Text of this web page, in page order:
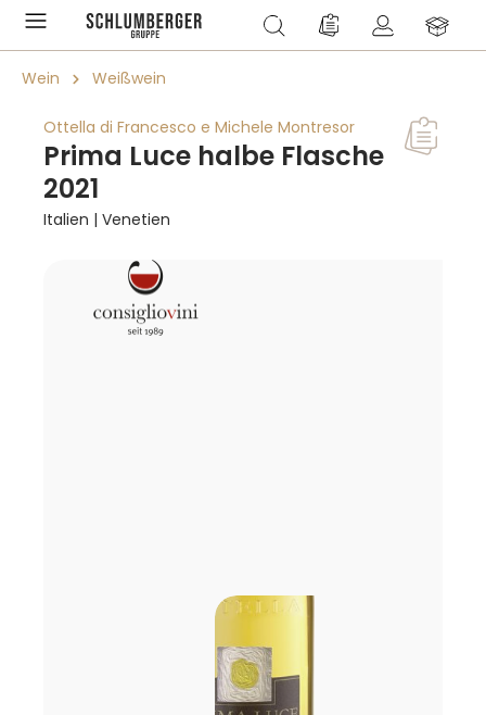
springen Du hast 0 Produkte
Wein Weißwein
Ottella di Francesco e Michele Montresor
Prima Luce halbe Flasche
2021
Italien | Venetien
Bildergalerie überspringen